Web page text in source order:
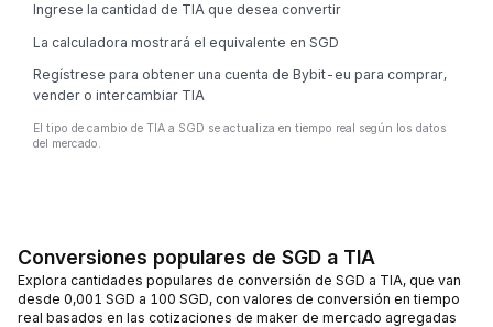
Ingrese la cantidad de TIA que desea convertir
La calculadora mostrará el equivalente en SGD
Regístrese para obtener una cuenta de Bybit-eu para comprar,
vender o intercambiar TIA
El tipo de cambio de TIA a SGD se actualiza en tiempo real según los datos
del mercado.
Conversiones populares de SGD a TIA
Explora cantidades populares de conversión de SGD a TIA, que van
desde 0,001 SGD a 100 SGD, con valores de conversión en tiempo
real basados en las cotizaciones de maker de mercado agregadas